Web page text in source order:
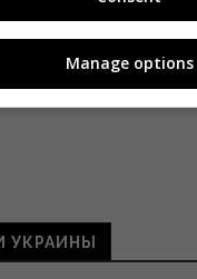
ДЕНИСОВ:
БУДЕТ
УКРАИНЫ
Manage options